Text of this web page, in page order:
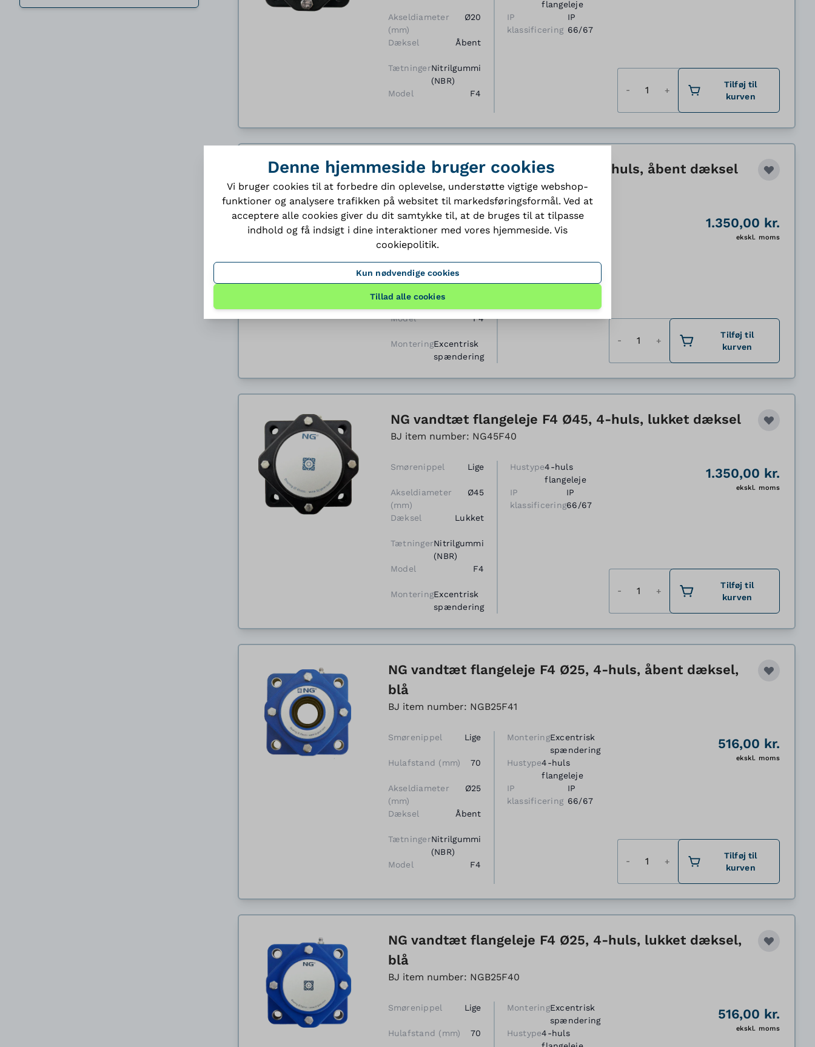
Akseldiameter
(mm)
Ø20
Dæksel Åbent
TætningerNitrilgummi
(NBR)
Model
F4
flangeleje
IP
klassificering
IP
66/67
Tilføj til
kurven
NG vandtæt flangeleje F4 Ø45, 4-huls, åbent dæksel
BJ item number: NG45F41
Smørenippel Lige
Akseldiameter
TætningerNitrilgummi
Model
F4
MonteringExcentrisk
spændering
Hustype 4-huls
flangeleje
1.350,00 kr.
ekskl. moms
Tilføj til
kurven
NG vandtæt flangeleje F4 Ø45, 4-huls, lukket dæksel
BJ item number: NG45F40
Smørenippel Lige
Akseldiameter
(mm)
Ø45
Dæksel Lukket
TætningerNitrilgummi
(NBR)
Model
F4
MonteringExcentrisk
spændering
Hustype4-huls
flangeleje
IP
klassificering
IP
66/67
1.350,00 kr.
ekskl. moms
Tilføj til
kurven
NG vandtæt flangeleje F4 Ø25, 4-huls, åbent dæksel,
blå
BJ item number: NGB25F41
Smørenippel Lige
Hulafstand (mm) 70
Akseldiameter
(mm)
Ø25
Dæksel Åbent
TætningerNitrilgummi
(NBR)
Model
F4
MonteringExcentrisk
spændering
Hustype4-huls
flangeleje
IP
klassificering
IP
66/67
516,00 kr.
ekskl. moms
Tilføj til
kurven
NG vandtæt flangeleje F4 Ø25, 4-huls, lukket dæksel,
blå
BJ item number: NGB25F40
Smørenippel Lige
Hulafstand (mm) 70
MonteringExcentrisk
spændering
Hustype4-huls
516,00 kr.
ekskl. moms
Denne hjemmeside bruger cookies
Vi bruger cookies til at forbedre din oplevelse, understøtte vigtige webshop-
funktioner og analysere trafikken på websitet til markedsføringsformål. Ved at
acceptere alle cookies giver du dit samtykke til, at de bruges til at tilpasse
indhold og få indsigt i dine interaktioner med vores hjemmeside. Vis
cookiepolitik.
Kun nødvendige cookies
Tillad alle cookies